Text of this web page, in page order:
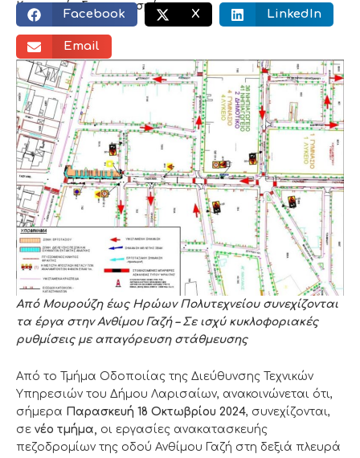
Κοινωνικός διαμοιρασμός:
Facebook X LinkedIn
Email
Από Μουρούζη έως Ηρώων Πολυτεχνείου συνεχίζονται
τα έργα στην Ανθίμου Γαζή – Σε ισχύ κυκλοφοριακές
ρυθμίσεις με απαγόρευση στάθμευσης
Από το Τμήμα Οδοποιίας της Διεύθυνσης Τεχνικών
Υπηρεσιών του Δήμου Λαρισαίων, ανακοινώνεται ότι,
σήμερα Παρασκευή 18 Οκτωβρίου 2024, συνεχίζονται,
σε νέο τμήμα, οι εργασίες ανακατασκευής
πεζοδρομίων της οδού Ανθίμου Γαζή στη δεξιά πλευρά